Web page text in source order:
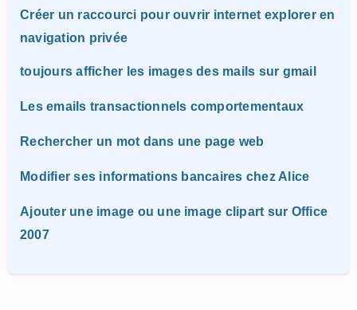
Créer un raccourci pour ouvrir internet explorer en
navigation privée
toujours afficher les images des mails sur gmail
Les emails transactionnels comportementaux
Rechercher un mot dans une page web
Modifier ses informations bancaires chez Alice
Ajouter une image ou une image clipart sur Office
2007